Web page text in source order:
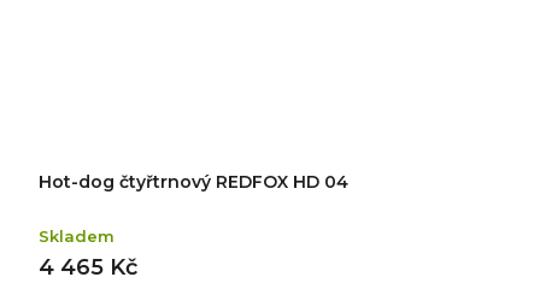
Hot-dog čtyřtrnový REDFOX HD 04
Skladem
4 465 Kč